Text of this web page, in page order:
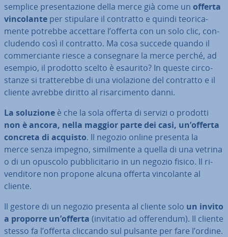
semplice pre­sen­ta­zio­ne della merce già come un offerta
vin­co­lan­te per stipulare il contratto e quindi teo­ri­ca­
men­te potrebbe accettare l’offerta con un solo clic, con­
clu­den­do così il contratto. Ma cosa succede quando il
com­mer­cian­te riesce a con­se­gna­re la merce perché, ad
esempio, il prodotto scelto è esaurito? In queste cir­co­
stan­ze si trat­te­reb­be di una vio­la­zio­ne del contratto e il
cliente avrebbe diritto al ri­sar­ci­men­to danni.
La soluzione è che la sola offerta di servizi o prodotti
non è ancora, nella maggior parte dei casi, un’offerta
concreta di acquisto. Il negozio online presenta la
merce senza impegno, si­mil­men­te a quella di una vetrina
o di un opuscolo pub­bli­ci­ta­rio in un negozio fisico. Il ri­
ven­di­to­re non propone alcuna offerta vin­co­lan­te al
cliente.
Il gestore di un negozio presenta al cliente solo un invito
a proporre un’offerta (invitatio ad of­fe­ren­dum). Il cliente
stesso fa l’offerta cliccando sul pulsante per fare l’ordine.